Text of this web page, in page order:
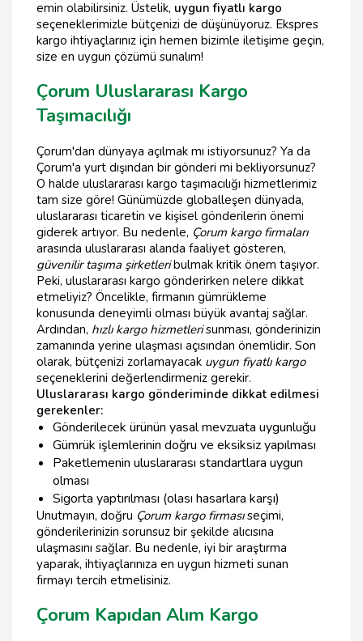
emin olabilirsiniz. Üstelik, uygun fiyatlı kargo
seçeneklerimizle bütçenizi de düşünüyoruz. Ekspres
kargo ihtiyaçlarınız için hemen bizimle iletişime geçin,
size en uygun çözümü sunalım!
Çorum Uluslararası Kargo
Taşımacılığı
Çorum'dan dünyaya açılmak mı istiyorsunuz? Ya da
Çorum'a yurt dışından bir gönderi mi bekliyorsunuz?
O halde uluslararası kargo taşımacılığı hizmetlerimiz
tam size göre! Günümüzde globalleşen dünyada,
uluslararası ticaretin ve kişisel gönderilerin önemi
giderek artıyor. Bu nedenle, Çorum kargo firmaları
arasında uluslararası alanda faaliyet gösteren,
güvenilir taşıma şirketleribulmak kritik önem taşıyor.
Peki, uluslararası kargo gönderirken nelere dikkat
etmeliyiz? Öncelikle, firmanın gümrükleme
konusunda deneyimli olması büyük avantaj sağlar.
Ardından, hızlı kargo hizmetlerisunması, gönderinizin
zamanında yerine ulaşması açısından önemlidir. Son
olarak, bütçenizi zorlamayacak uygun fiyatlı kargo
seçeneklerini değerlendirmeniz gerekir.
Uluslararası kargo gönderiminde dikkat edilmesi
gerekenler:
Gönderilecek ürünün yasal mevzuata uygunluğu
Gümrük işlemlerinin doğru ve eksiksiz yapılması
Paketlemenin uluslararası standartlara uygun
olması
Sigorta yaptırılması (olası hasarlara karşı)
Unutmayın, doğru Çorum kargo firmasıseçimi,
gönderilerinizin sorunsuz bir şekilde alıcısına
ulaşmasını sağlar. Bu nedenle, iyi bir araştırma
yaparak, ihtiyaçlarınıza en uygun hizmeti sunan
firmayı tercih etmelisiniz.
Çorum Kapıdan Alım Kargo